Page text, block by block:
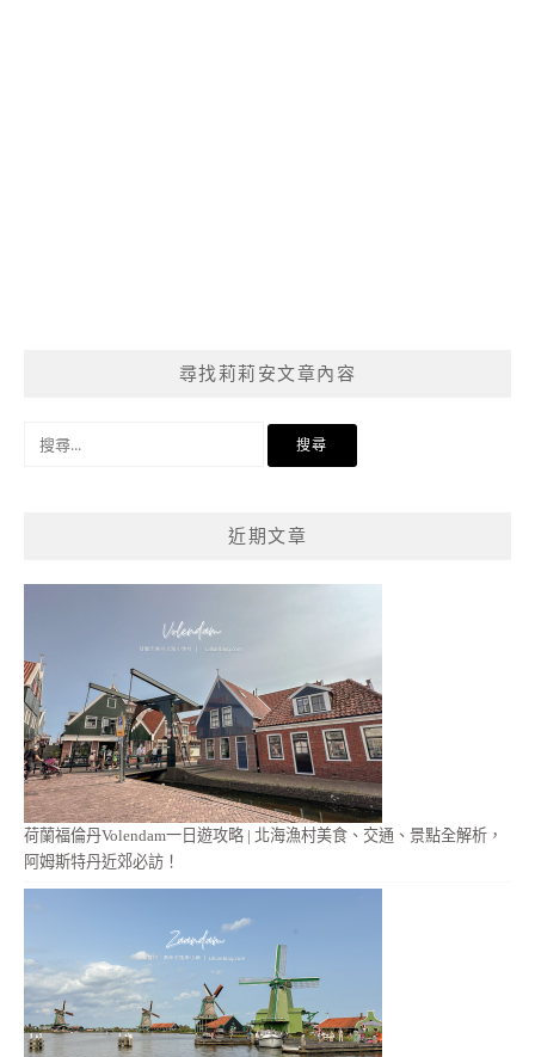
尋找莉莉安文章內容
近期文章
荷蘭福倫丹Volendam一日遊攻略 | 北海漁村美食、交通、景點全解析，
阿姆斯特丹近郊必訪！